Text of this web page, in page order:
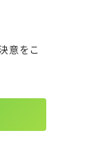
意をこ